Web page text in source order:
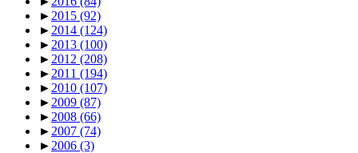
► 2015 (92)
► 2014 (124)
► 2013 (100)
► 2012 (208)
► 2011 (194)
► 2010 (107)
► 2009 (87)
► 2008 (66)
► 2007 (74)
► 2006 (3)